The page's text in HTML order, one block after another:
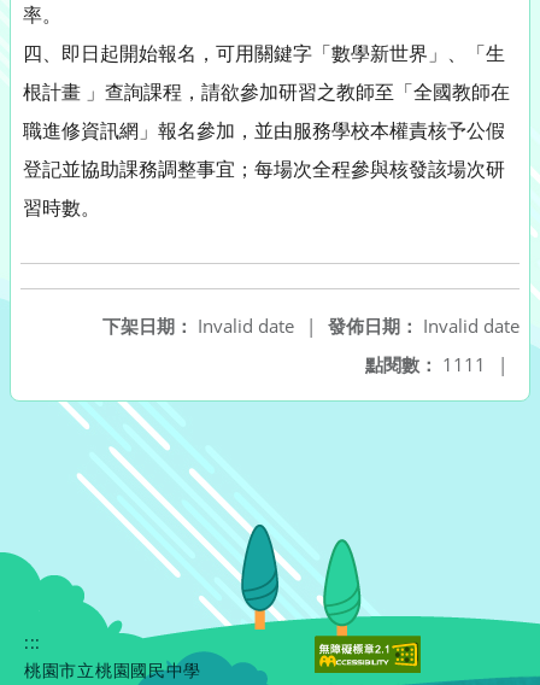
率。
四、即日起開始報名，可用關鍵字「數學新世界」、「生
根計畫 」查詢課程，請欲參加研習之教師至「全國教師在
職進修資訊網」報名參加，並由服務學校本權責核予公假
登記並協助課務調整事宜；每場次全程參與核發該場次研
習時數。
發佈日期： Invalid date
下架日期： Invalid date
|
點閱數： 1111 |
:::
桃園市立桃園國民中學